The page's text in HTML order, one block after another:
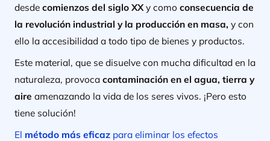
desde comienzos del siglo XXy como consecuencia de
la revolución industrial y la producción en masa, y con
ello la accesibilidad a todo tipo de bienes y productos.
Este material, que se disuelve con mucha dificultad en la
naturaleza, provocacontaminación en el agua, tierra y
aire amenazando la vida de los seres vivos. ¡Pero esto
tiene solución!
El método más eficazpara eliminar los efectos